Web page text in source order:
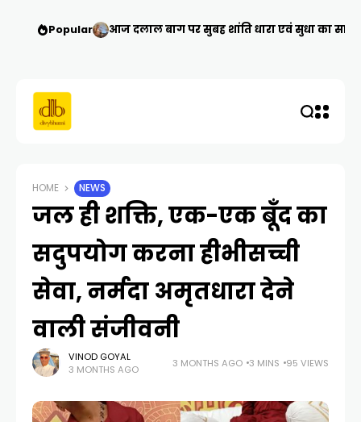
Popular आज दलाल बाग पर सुबह शांति धारा एवं सुधा का
HOME NEWS
जल ही शक्ति, एक-एक बूँद का
सदुपयोग करना हीभीसच्ची
सेवा, नर्मदा अमृतधारा देने
वाली संजीवनी
VINOD GOYAL
3 MONTHS AGO
3 MONTHS AGO 3 MINS 95 VIEWS